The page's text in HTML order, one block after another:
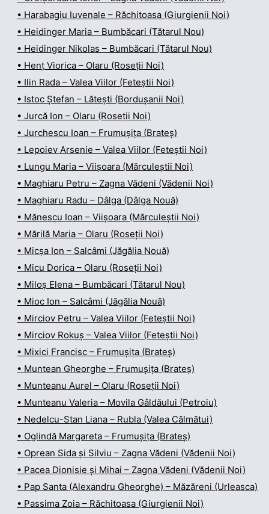
• Harabagiu Iuvenale – Răchitoasa (Giurgienii Noi)
• Heidinger Maria – Bumbăcari (Tătarul Nou)
• Heidinger Nikolas – Bumbăcari (Tătarul Nou)
• Henț Viorica – Olaru (Roseții Noi)
• Ilin Rada – Valea Viilor (Feteștii Noi)
• Istoc Ștefan – Lătești (Bordușanii Noi)
• Jurcă Ion – Olaru (Roseții Noi)
• Jurchescu Ioan – Frumușița (Brateș)
• Lepoiev Arsenie – Valea Viilor (Feteștii Noi)
• Lungu Maria – Viișoara (Mărculeștii Noi)
• Maghiaru Petru – Zagna Vădeni (Vădenii Noi)
• Maghiaru Radu – Dâlga (Dâlga Nouă)
• Mănescu Ioan – Viișoara (Mărculeștii Noi)
• Mărilă Maria – Olaru (Roseții Noi)
• Micșa Ion – Salcâmi (Jăgălia Nouă)
• Micu Dorica – Olaru (Roseții Noi)
• Miloș Elena – Bumbăcari (Tătarul Nou)
• Mioc Ion – Salcâmi (Jăgălia Nouă)
• Mirciov Petru – Valea Viilor (Feteștii Noi)
• Mirciov Rokuș – Valea Viilor (Feteștii Noi)
• Mixici Francisc – Frumușița (Brateș)
• Muntean Gheorghe – Frumușița (Brateș)
• Munteanu Aurel – Olaru (Roseții Noi)
• Munteanu Valeria – Movila Gâldăului (Petroiu)
• Nedelcu-Stan Liana – Rubla (Valea Călmătui)
• Oglindă Margareta – Frumușița (Brateș)
• Oprean Sida și Silviu – Zagna Vădeni (Vădenii Noi)
• Pacea Dionisie și Mihai – Zagna Vădeni (Vădenii Noi)
• Pap Santa (Alexandru Gheorghe) – Măzăreni (Urleasca)
• Passima Zoia – Răchitoasa (Giurgienii Noi)